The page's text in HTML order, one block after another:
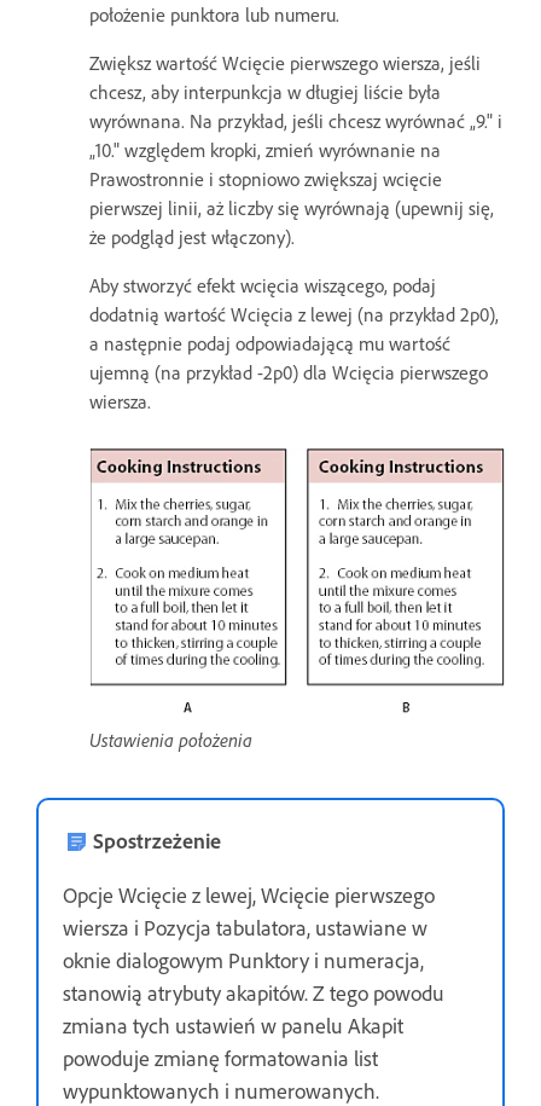
położenie punktora lub numeru.
Zwiększ wartość Wcięcie pierwszego wiersza, jeśli
chcesz, aby interpunkcja w długiej liście była
wyrównana. Na przykład, jeśli chcesz wyrównać „9." i
„10." względem kropki, zmień wyrównanie na
Prawostronnie i stopniowo zwiększaj wcięcie
pierwszej linii, aż liczby się wyrównają (upewnij się,
że podgląd jest włączony).
Aby stworzyć efekt wcięcia wiszącego, podaj
dodatnią wartość Wcięcia z lewej (na przykład 2p0),
a następnie podaj odpowiadającą mu wartość
ujemną (na przykład -2p0) dla Wcięcia pierwszego
wiersza.
Ustawienia położenia
Spostrzeżenie
Opcje Wcięcie z lewej, Wcięcie pierwszego
wiersza i Pozycja tabulatora, ustawiane w
oknie dialogowym Punktory i numeracja,
stanowią atrybuty akapitów. Z tego powodu
zmiana tych ustawień w panelu Akapit
powoduje zmianę formatowania list
wypunktowanych i numerowanych.